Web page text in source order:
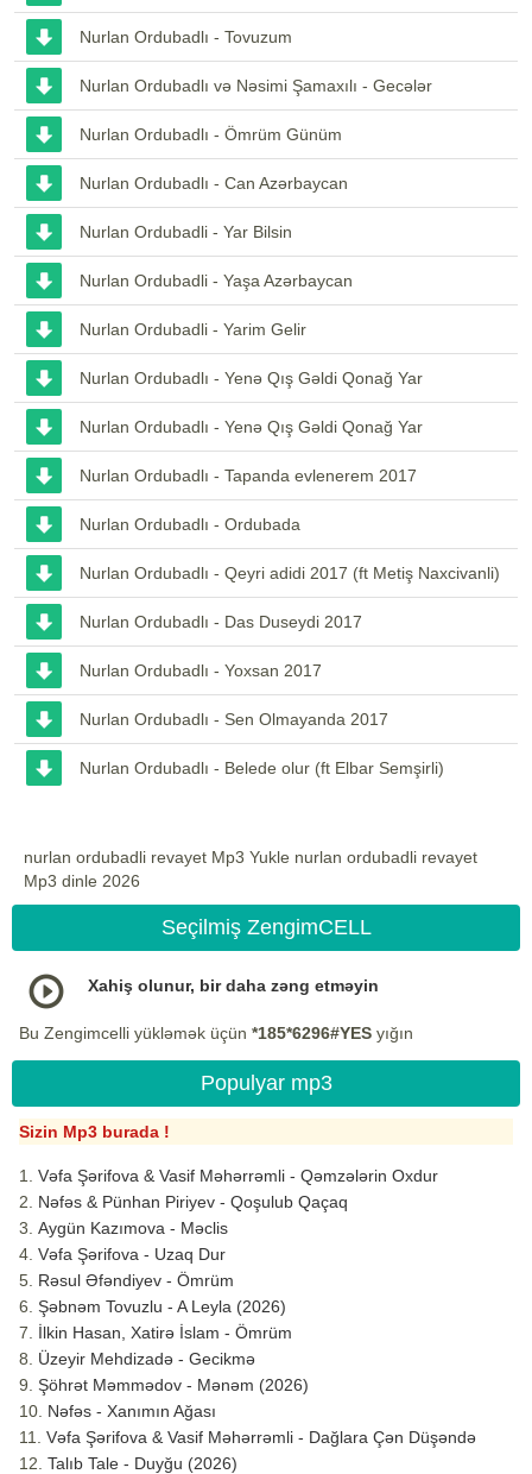
Nurlan Ordubadlı - Tovuzum
Nurlan Ordubadlı və Nəsimi Şamaxılı - Gecələr
Nurlan Ordubadlı - Ömrüm Günüm
Nurlan Ordubadlı - Can Azərbaycan
Nurlan Ordubadli - Yar Bilsin
Nurlan Ordubadli - Yaşa Azərbaycan
Nurlan Ordubadli - Yarim Gelir
Nurlan Ordubadlı - Yenə Qış Gəldi Qonağ Yar
Nurlan Ordubadlı - Yenə Qış Gəldi Qonağ Yar
Nurlan Ordubadlı - Tapanda evlenerem 2017
Nurlan Ordubadlı - Ordubada
Nurlan Ordubadlı - Qeyri adidi 2017 (ft Metiş Naxcivanli)
Nurlan Ordubadlı - Das Duseydi 2017
Nurlan Ordubadlı - Yoxsan 2017
Nurlan Ordubadlı - Sen Olmayanda 2017
Nurlan Ordubadlı - Belede olur (ft Elbar Semşirli)
nurlan ordubadli revayet Mp3 Yukle nurlan ordubadli revayet
Mp3 dinle 2026
Seçilmiş ZengimCELL
Xahiş olunur, bir daha zəng etməyin
Bu Zengimcelli yükləmək üçün *185*6296#YES yığın
Populyar mp3
Sizin Mp3 burada !
Vəfa Şərifova & Vasif Məhərrəmli - Qəmzələrin Oxdur
Nəfəs & Pünhan Piriyev - Qoşulub Qaçaq
Aygün Kazımova - Məclis
Vəfa Şərifova - Uzaq Dur
Rəsul Əfəndiyev - Ömrüm
Şəbnəm Tovuzlu - A Leyla (2026)
İlkin Hasan, Xatirə İslam - Ömrüm
Üzeyir Mehdizadə - Gecikmə
Şöhrət Məmmədov - Mənəm (2026)
Nəfəs - Xanımın Ağası
Vəfa Şərifova & Vasif Məhərrəmli - Dağlara Çən Düşəndə
Talıb Tale - Duyğu (2026)